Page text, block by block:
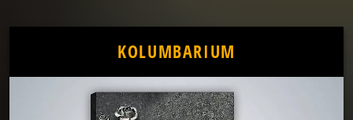
KOLUMBARIUM